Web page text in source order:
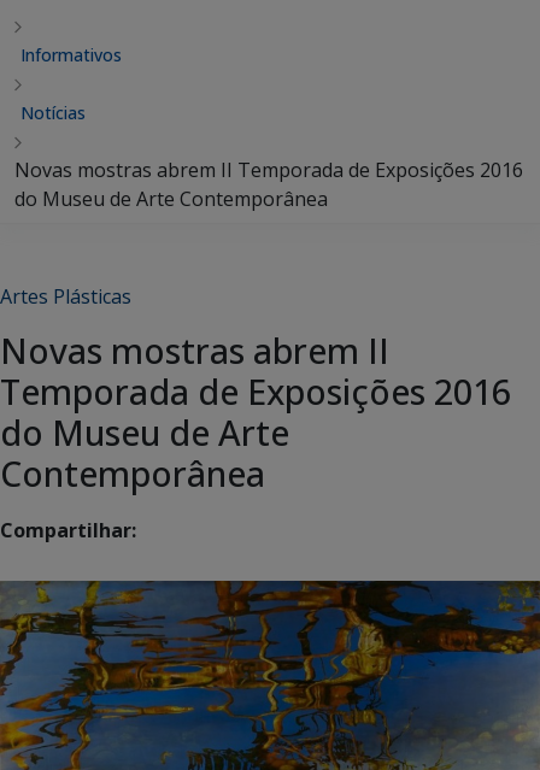
Informativos
Notícias
Novas mostras abrem II Temporada de Exposições 2016
do Museu de Arte Contemporânea
Artes Plásticas
Novas mostras abrem II
Temporada de Exposições 2016
do Museu de Arte
Contemporânea
Compartilhar: